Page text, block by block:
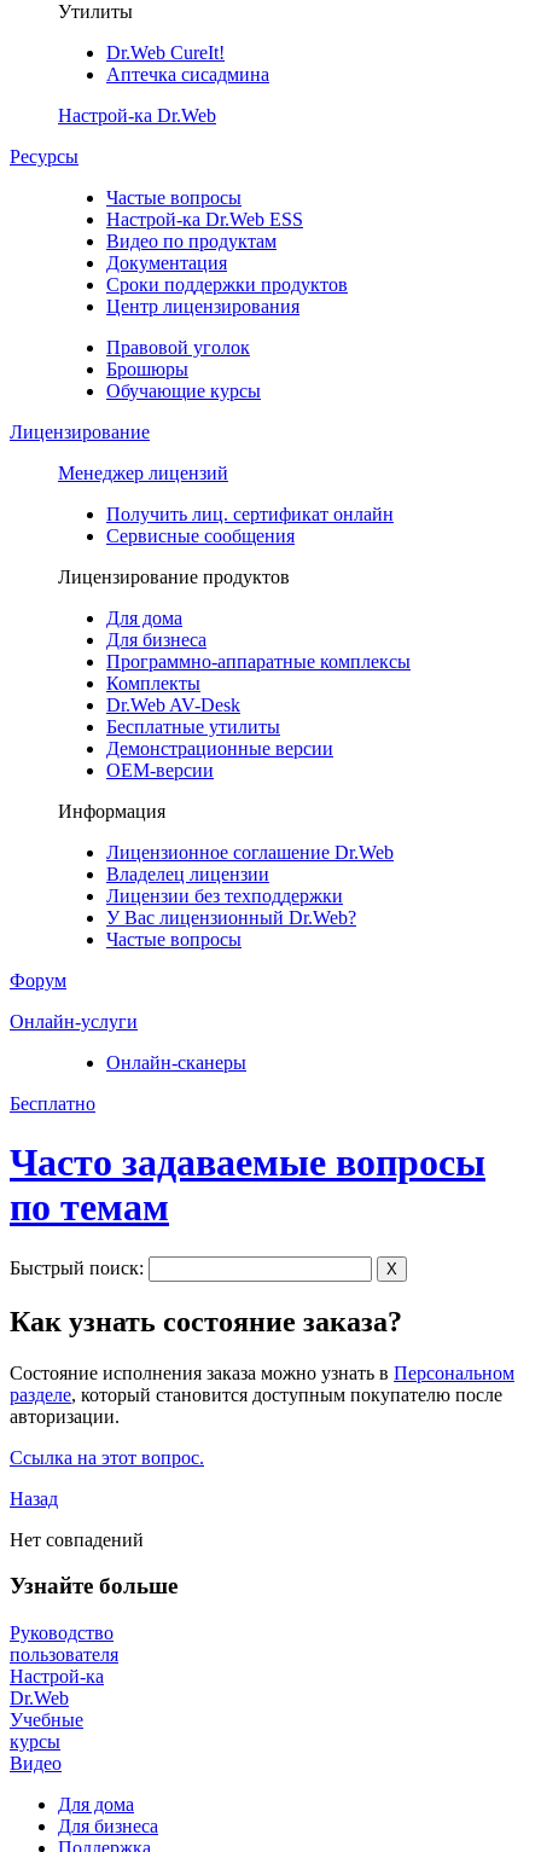
Утилиты
Dr.Web CureIt!
Аптечка сисадмина
Настрой-ка Dr.Web
Ресурсы
Частые вопросы
Настрой-ка Dr.Web ESS
Видео по продуктам
Документация
Сроки поддержки продуктов
Центр лицензирования
Правовой уголок
Брошюры
Обучающие курсы
Лицензирование
Менеджер лицензий
Получить лиц. сертификат онлайн
Сервисные сообщения
Лицензирование продуктов
Для дома
Для бизнеса
Программно-аппаратные комплексы
Комплекты
Dr.Web AV-Desk
Бесплатные утилиты
Демонстрационные версии
ОЕМ-версии
Информация
Лицензионное соглашение Dr.Web
Владелец лицензии
Лицензии без техподдержки
У Вас лицензионный Dr.Web?
Частые вопросы
Форум
Онлайн-услуги
Онлайн-сканеры
Бесплатно
Часто задаваемые вопросы
по темам
Быстрый поиск: X
Как узнать состояние заказа?
Состояние исполнения заказа можно узнать в Персональном
разделе, который становится доступным покупателю после
авторизации.
Ссылка на этот вопрос.
Назад
Нет совпадений
Узнайте больше
Руководство
пользователя
Настрой-ка
Dr.Web
Учебные
курсы
Видео
Для дома
Для бизнеса